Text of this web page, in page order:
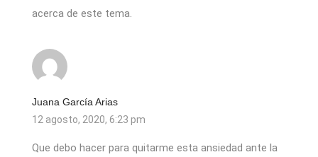
acerca de este tema.
Juana García Arias
12 agosto, 2020, 6:23 pm
Que debo hacer para quitarme esta ansiedad ante la